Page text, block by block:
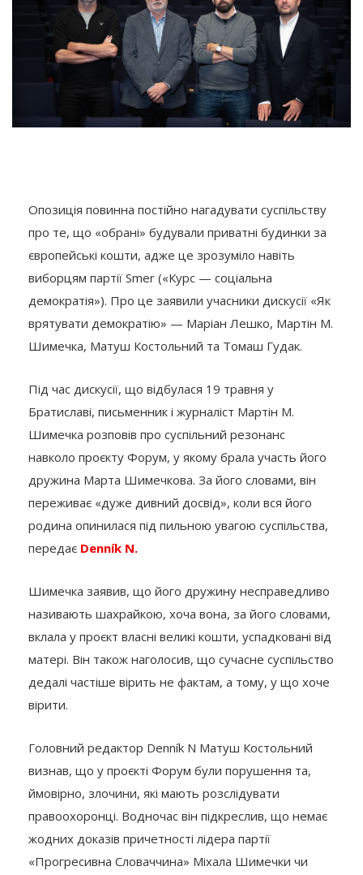
Опозиція повинна постійно нагадувати суспільству
про те, що «обрані» будували приватні будинки за
європейські кошти, адже це зрозуміло навіть
виборцям партії Smer («Курс — соціальна
демократія»). Про це заявили учасники дискусії «Як
врятувати демократію» — Маріан Лешко, Мартін М.
Шимечка, Матуш Костольний та Томаш Гудак.
Під час дискусії, що відбулася 19 травня у
Братиславі, письменник і журналіст Мартін М.
Шимечка розповів про суспільний резонанс
навколо проєкту Форум, у якому брала участь його
дружина Марта Шимечкова. За його словами, він
переживає «дуже дивний досвід», коли вся його
родина опинилася під пильною увагою суспільства,
передає Denník N.
Шимечка заявив, що його дружину несправедливо
називають шахрайкою, хоча вона, за його словами,
вклала у проєкт власні великі кошти, успадковані від
матері. Він також наголосив, що сучасне суспільство
дедалі частіше вірить не фактам, а тому, у що хоче
вірити.
Головний редактор Denník N Матуш Костольний
визнав, що у проєкті Форум були порушення та,
ймовірно, злочини, які мають розслідувати
правоохоронці. Водночас він підкреслив, що немає
жодних доказів причетності лідера партії
«Прогресивна Словаччина» Міхала Шимечки чи